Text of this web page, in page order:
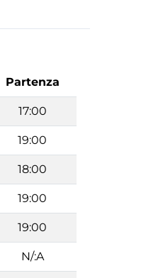
Partenza
17:00
19:00
18:00
19:00
19:00
N/:A